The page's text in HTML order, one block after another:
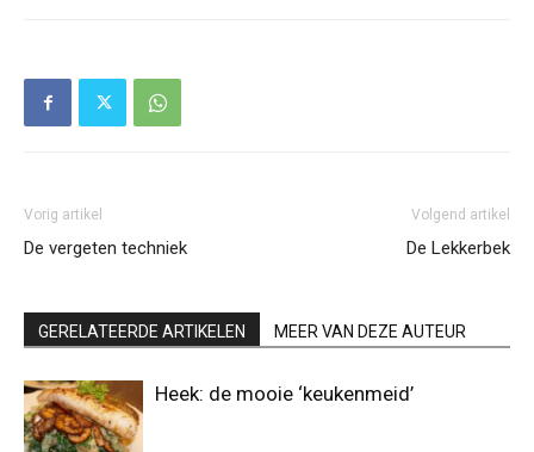
Vorig artikel
De vergeten techniek
Volgend artikel
De Lekkerbek
GERELATEERDE ARTIKELEN MEER VAN DEZE AUTEUR
Heek: de mooie ‘keukenmeid’